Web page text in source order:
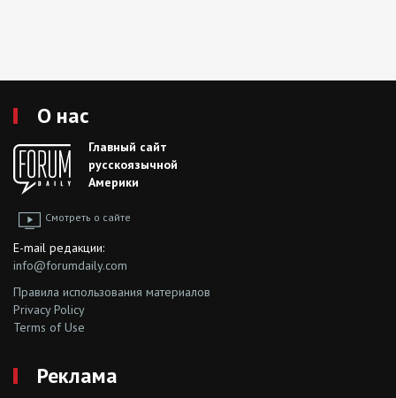
О нас
Главный сайт
русскоязычной
Америки
Смотреть о сайте
E-mail редакции:
info@forumdaily.com
Правила использования материалов
Privacy Policy
Terms of Use
Реклама